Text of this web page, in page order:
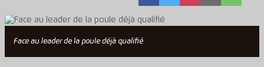
Face au leader de la poule déjà qualifié